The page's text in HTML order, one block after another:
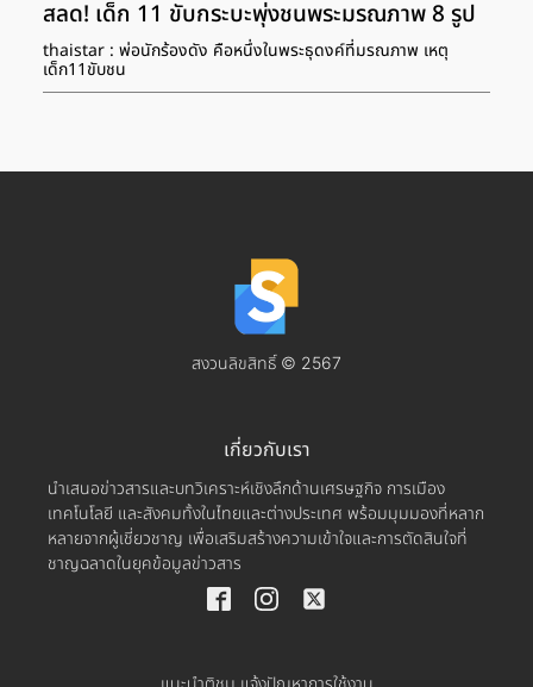
สลด! เด็ก 11 ขับกระบะพุ่งชนพระมรณภาพ 8 รูป
thaistar : พ่อนักร้องดัง คือหนึ่งในพระธุดงค์ที่มรณภาพ เหตุ
เด็ก11ขับชน
สงวนลิขสิทธิ์ © 2567
เกี่ยวกับเรา
นำเสนอข่าวสารและบทวิเคราะห์เชิงลึกด้านเศรษฐกิจ การเมือง
เทคโนโลยี และสังคมทั้งในไทยและต่างประเทศ พร้อมมุมมองที่หลาก
หลายจากผู้เชี่ยวชาญ เพื่อเสริมสร้างความเข้าใจและการตัดสินใจที่
ชาญฉลาดในยุคข้อมูลข่าวสาร